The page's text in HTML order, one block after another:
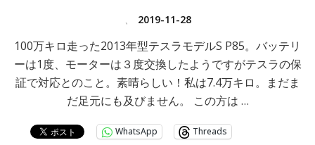
、 2019-11-28
100万キロ走った2013年型テスラモデルS P85。バッテリ
ーは1度、モーターは３度交換したようですがテスラの保
証で対応とのこと。素晴らしい！私は7.4万キロ。まだま
だ足元にも及びません。 この方は …
WhatsApp
Threads